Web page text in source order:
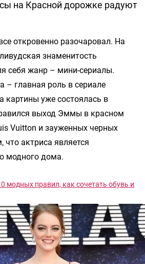
на Красной дорожке радуют
откровенно разочаровал. На
знаменитость
себя жанр – мини-сериалы.
– главная роль в сериале
картины уже состоялась в
выход Эммы в красном
Vuitton и зауженных черных
актриса является
модного дома.
модных правил, как сочетать обувь и